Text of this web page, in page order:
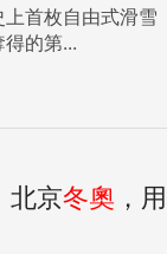
上首枚自由式滑雪
的第...
北京冬奧 ，用